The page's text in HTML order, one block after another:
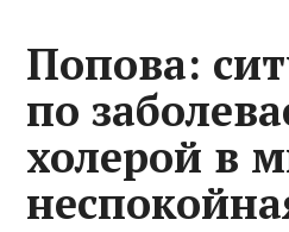
Попова:
по
холерой в